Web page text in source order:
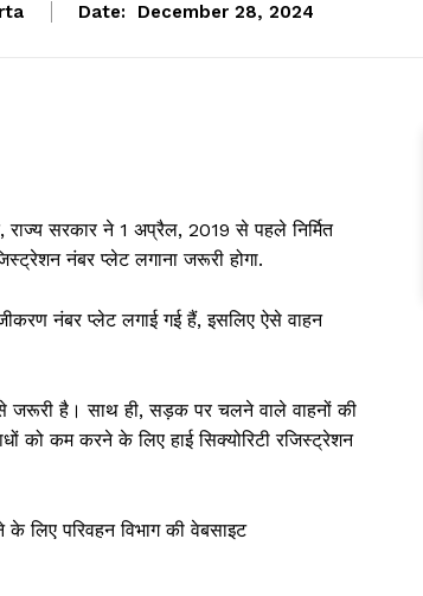
Date: December 28, 2024
राज्य सरकार ने 1 अप्रैल, 2019 से पहले निर्मित
नंबर प्लेट लगाना जरूरी होगा.
नंबर प्लेट लगाई गई हैं, इसलिए ऐसे वाहन
से जरूरी है। साथ ही, सड़क पर चलने वाले वाहनों की
को कम करने के लिए हाई सिक्योरिटी रजिस्ट्रेशन
लिए परिवहन विभाग की वेबसाइट